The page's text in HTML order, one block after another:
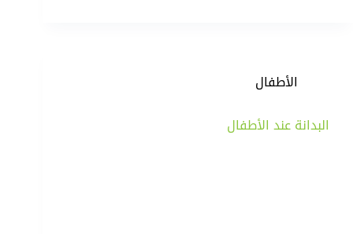
الأطفال
البدانة عند الأطفال